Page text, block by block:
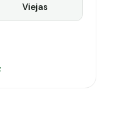
Viejas